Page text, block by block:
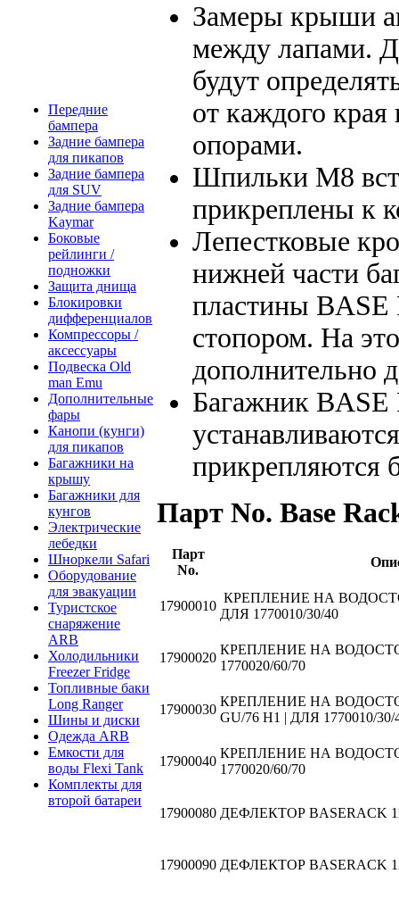
Передние
бампера
Задние бампера
для пикапов
Задние бампера
для SUV
Задние бампера
Kaymar
Боковые
рейлинги /
подножки
Защита днища
Блокировки
дифференциалов
Компрессоры /
аксессуары
Подвеска Old
man Emu
Дополнительные
фары
Канопи (кунги)
для пикапов
Багажники на
крышу
Багажники для
кунгов
Электрические
лебедки
Шноркели Safari
Оборудование
для эвакуации
Туристское
снаряжение
ARB
Холодильники
Freezer Fridge
Топливные баки
Long Ranger
Шины и диски
Одежда ARB
Емкости для
воды Flexi Tank
Комплекты для
второй батареи
Замеры крыши
между лапами.
будут
от каждого
опорами.
Шпильки M8
прикреплены к
Лепестковые
нижней части
пластины BASE
стопором. На
дополнительно
Багажник BASE
прикрепляются
Парт No. Base
Парт
No.
17900010
КРЕПЛЕНИЕ НА
ДЛЯ 1770010/30/40
17900020
КРЕПЛЕНИЕ НА
1770020/60/70
17900030
КРЕПЛЕНИЕ НА
GU/76 H1 | ДЛЯ 1770010/30/
17900040
КРЕПЛЕНИЕ НА
1770020/60/70
17900080 ДЕФЛЕКТОР BASERACK
17900090 ДЕФЛЕКТОР BASERACK